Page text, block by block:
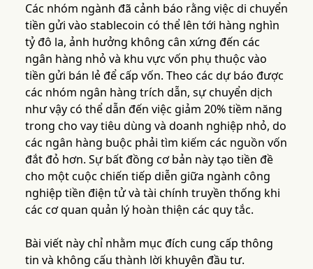
Các nhóm ngành đã cảnh báo rằng việc di chuyển
tiền gửi vào stablecoin có thể lên tới hàng nghìn
tỷ đô la, ảnh hưởng không cân xứng đến các
ngân hàng nhỏ và khu vực vốn phụ thuộc vào
tiền gửi bán lẻ để cấp vốn. Theo các dự báo được
các nhóm ngân hàng trích dẫn, sự chuyển dịch
như vậy có thể dẫn đến việc giảm 20% tiềm năng
trong cho vay tiêu dùng và doanh nghiệp nhỏ, do
các ngân hàng buộc phải tìm kiếm các nguồn vốn
đắt đỏ hơn. Sự bất đồng cơ bản này tạo tiền đề
cho một cuộc chiến tiếp diễn giữa ngành công
nghiệp tiền điện tử và tài chính truyền thống khi
các cơ quan quản lý hoàn thiện các quy tắc.
Bài viết này chỉ nhằm mục đích cung cấp thông
tin và không cấu thành lời khuyên đầu tư.